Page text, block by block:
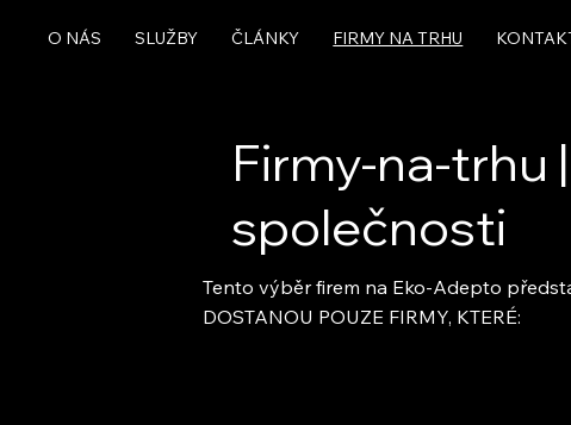
O NÁS SLUŽBY ČLÁNKY FIRMY NA TRHU
Firmy-na-trhu
společnosti
Tento výběr firem na Eko-Adepto
DOSTANOU POUZE FIRMY, KTERÉ: